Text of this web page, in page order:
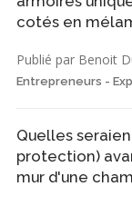
cotés en
Publié par Benoit
Entrepreneurs -
Quelles
protection)
mur d'une